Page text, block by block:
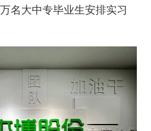
名大中专毕业生安排实习